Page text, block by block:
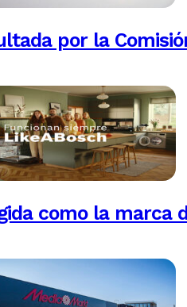
por la
como la marca